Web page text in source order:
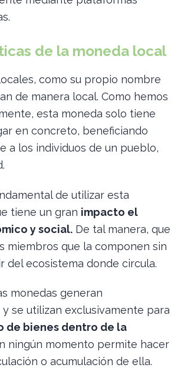
de la moneda local
como su propio nombre
de manera local. Como hemos
esta moneda solo tiene
en concreto, beneficiando
a los individuos de un pueblo,
de utilizar esta
tiene un gran impacto el
y social. De tal manera, que
miembros que la componen sin
del ecosistema donde circula.
monedas generan
se utilizan exclusivamente para
de bienes dentro de la
ningún momento permite hacer
o acumulación de ella.